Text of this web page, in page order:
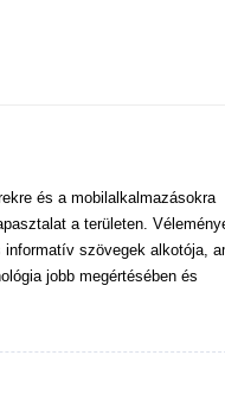
és a mobilalkalmazásokra
a területen.
szövegek alkotója,
jobb megértésében és